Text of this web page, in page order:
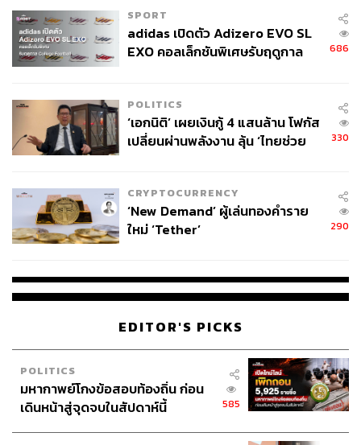
SPORT
adidas เปิดตัว Adizero EVO SL
EXO คอลเล็กชันพิเศษรับฤดูกาล
686
POLITICS
‘เอกนิติ’ เผยเงินกู้ 4 แสนล้าน โฟกัส
เปลี่ยนผ่านพลังงาน ลุ้น ‘ไทยช่วย
330
CRYPTOCURRENCY
‘New Demand’ ผู้เล่นทองคำราย
ใหม่ ‘Tether’
290
EDITOR'S PICKS
POLITICS
มหากาพย์โกงข้อสอบท้องถิ่น ก่อน
เดินหน้าสู่จุดจบในสัปดาห์นี้
585